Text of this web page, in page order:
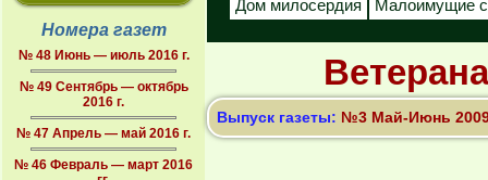
Номера газет
№ 48 Июнь — июль 2016 г.
№ 49 Сентябрь — октябрь
2016 г.
№ 47 Апрель — май 2016 г.
№ 46 Февраль — март 2016
Дом милосердия Малоимущие
Выпуск газеты: №3 Май-Июнь 2009